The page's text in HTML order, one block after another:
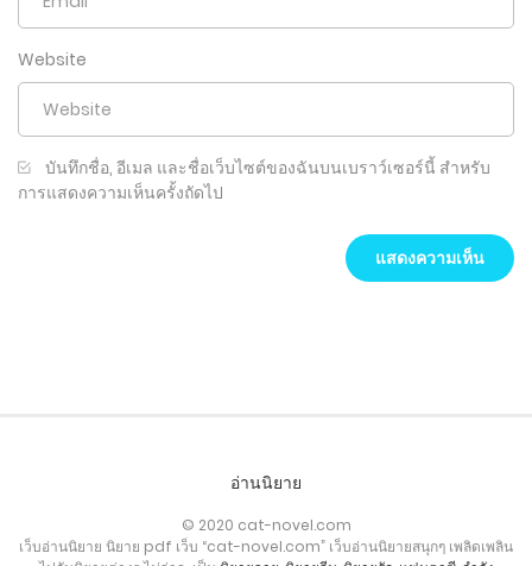
Website
บันทึกชื่อ, อีเมล และชื่อเว็บไซต์ของฉันบนเบราว์เซอร์นี้ สำหรับ
การแสดงความเห็นครั้งถัดไป
อ่านนิยาย
© 2020 cat-novel.com
เว็บอ่านนิยาย นิยาย pdf เว็บ “cat-novel.com” เว็บอ่านนิยายสนุกๆ เพลิดเพลิน